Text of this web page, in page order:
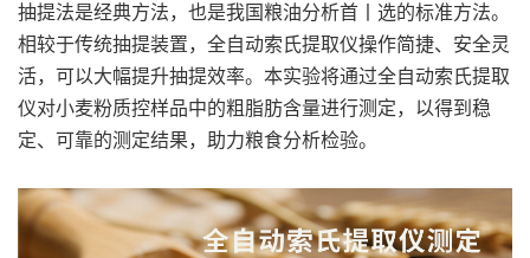
抽提法是经典方法，也是我国粮油分析首丨选的标准方法。
相较于传统抽提装置，全自动索氏提取仪操作简捷、安全灵
活，可以大幅提升抽提效率。本实验将通过全自动索氏提取
仪对小麦粉质控样品中的粗脂肪含量进行测定，以得到稳
定、可靠的测定结果，助力粮食分析检验。